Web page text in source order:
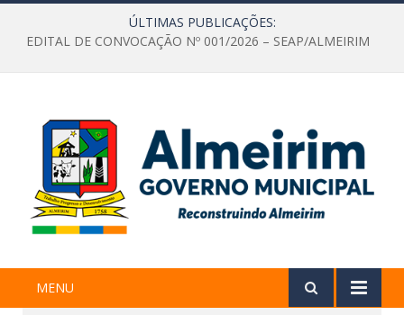
ÚLTIMAS PUBLICAÇÕES:
EDITAL DE CONVOCAÇÃO Nº 001/2026 – SEAP/ALMEIRIM
MENU